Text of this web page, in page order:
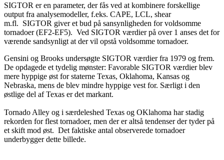
SIGTOR er en parameter, der fås ved at kombinere forskellige
output fra analysemodeller, f.eks. CAPE, LCL, shear
m.fl. SIGTOR giver et bud på sansynligheden for voldsomme
tornadoer (EF2-EF5). Ved SIGTOR værdier på over 1 anses det for
værende sandsynligt at der vil opstå voldsomme tornadoer.
Gensini og Brooks undersøgte SIGTOR værdier fra 1979 og frem.
De opdagede et tydelig mønster: Favorable SIGTOR værdier blev
mere hyppige øst for staterne Texas, Oklahoma, Kansas og
Nebraska, mens de blev mindre hyppige vest for. Særligt i den
østlige del af Texas er det markant.
Tornado Alley og i særdeleshed Texas og OKlahoma har stadig
rekorden for flest tornadoer, men der er altså tendenser der tyder på
et skift mod øst. Det faktiske antal observerede tornadoer
underbygger dette billede.